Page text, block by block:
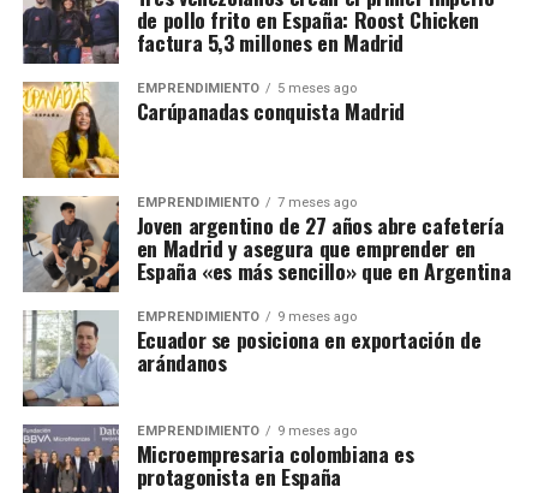
de pollo frito en España: Roost Chicken
factura 5,3 millones en Madrid
EMPRENDIMIENTO 5 meses ago
Carúpanadas conquista Madrid
EMPRENDIMIENTO 7 meses ago
Joven argentino de 27 años abre cafetería
en Madrid y asegura que emprender en
España «es más sencillo» que en Argentina
EMPRENDIMIENTO 9 meses ago
Ecuador se posiciona en exportación de
arándanos
EMPRENDIMIENTO 9 meses ago
Microempresaria colombiana es
protagonista en España